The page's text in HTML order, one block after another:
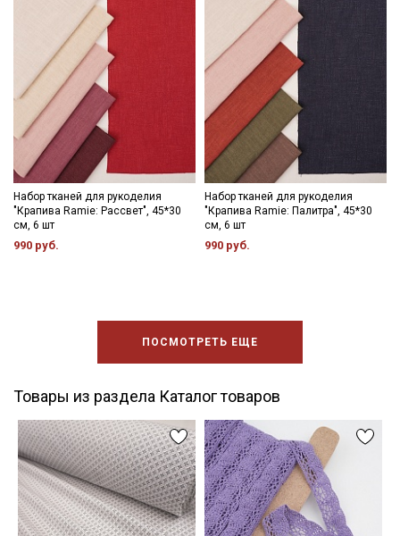
Набор тканей для рукоделия
"Крапива Ramie: Рассвет", 45*30
см, 6 шт
990 руб.
Набор тканей для рукоделия
"Крапива Ramie: Палитра", 45*30
см, 6 шт
990 руб.
ПОСМОТРЕТЬ ЕЩЕ
Товары из раздела Каталог товаров